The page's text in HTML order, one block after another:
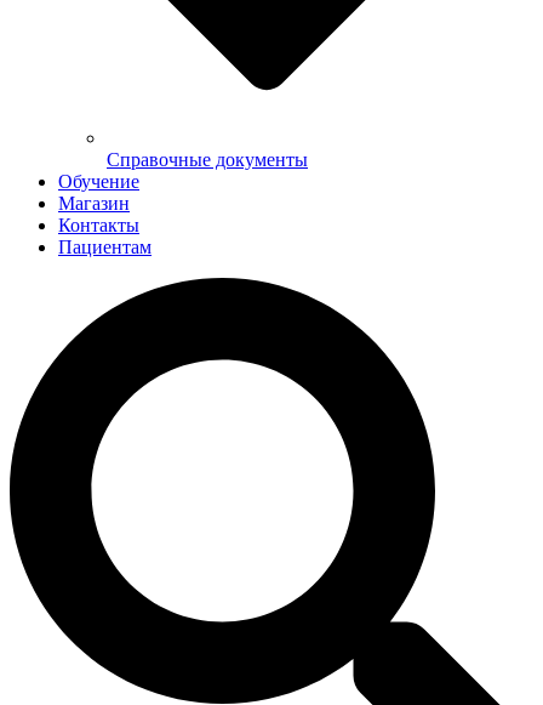
Справочные документы
Обучение
Магазин
Контакты
Пациентам